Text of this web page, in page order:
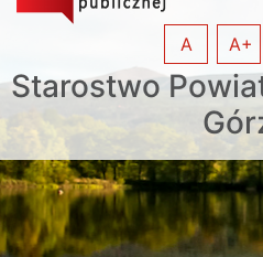
Starostwo
A A+